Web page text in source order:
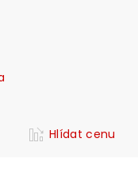
Hlídat cenu